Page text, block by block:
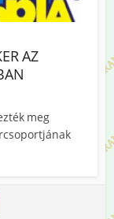
AZ
meg